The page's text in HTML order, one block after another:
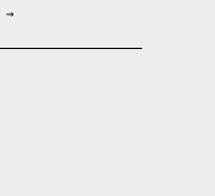
→